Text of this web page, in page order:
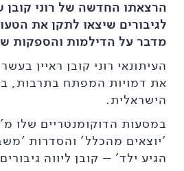
הרצאתו החדשה של רוני קובן
לגיבורים שיצאו לתקן את
מדבר על הדילמות והספקות
העיתונאי רוני קובן ראיין
את דמויות המפתח בתרבות,
הישראלית.
במסעות הדוקומנטריים שלו
'יוצאים מהכלל' והסדרות
הגיע ילד' – קובן ליווה